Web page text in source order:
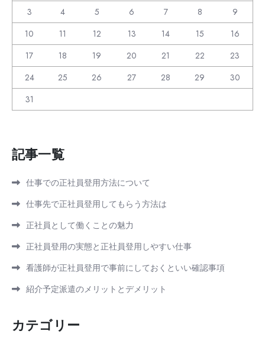
3
4 5 6 7 8
9
10
11 12 13 14 15
16
17
18 19 20 21 22
23
24
25 26 27 28 29
30
31
記事一覧
仕事での正社員登用方法について
仕事先で正社員登用してもらう方法は
正社員として働くことの魅力
正社員登用の実態と正社員登用しやすい仕事
看護師が正社員登用で事前にしておくといい確認事項
紹介予定派遣のメリットとデメリット
カテゴリー